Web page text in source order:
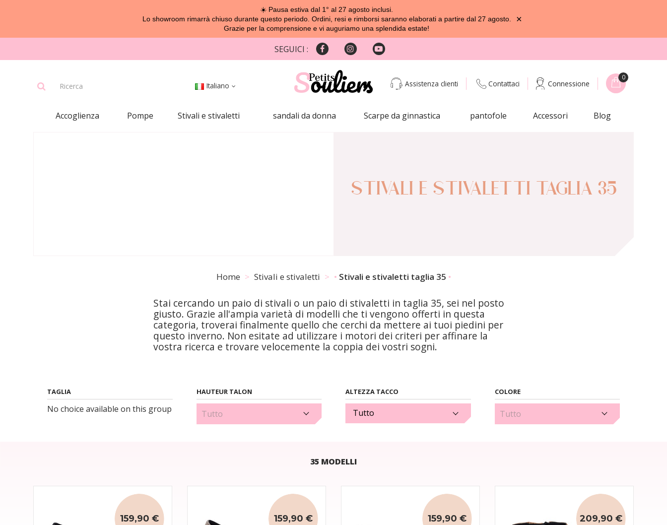
☀️ Pausa estiva dal 1° al 27 agosto inclusi.
Lo showroom rimarrà chiuso durante questo periodo. Ordini, resi e rimborsi saranno elaborati a partire dal 27 agosto.
Grazie per la comprensione e vi auguriamo una splendida estate!
×
SEGUICI :
Italiano Assistenza clienti Contattaci Connessione
0
Accoglienza Pompe Stivali e stivaletti sandali da donna Scarpe da ginnastica pantofole Accessori Blog
STIVALI E STIVALETTI TAGLIA 35
Home Stivali e stivaletti Stivali e stivaletti taglia 35
Stai cercando un paio di stivali o un paio di stivaletti in taglia 35, sei nel posto
giusto. Grazie all'ampia varietà di modelli che ti vengono offerti in questa
categoria, troverai finalmente quello che cerchi da mettere ai tuoi piedini per
questo inverno. Non esitate ad utilizzare i motori dei criteri per affinare la
vostra ricerca e trovare velocemente la coppia dei vostri sogni.
TAGLIA
No choice available on this group
HAUTEUR TALON
3 cm (1)
ALTEZZA TACCO
Tutto
COLORE
Blu (2)
35 MODELLI
159,90 € 159,90 € 159,90 € 209,90 €